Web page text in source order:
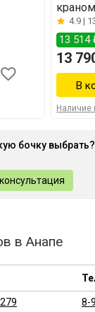
4.9 |
13 514
13
Наличие
бочку
в Анапе
8-